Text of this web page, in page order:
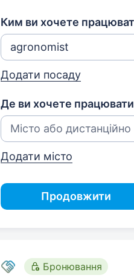
Ким ви хочете
Додати посаду
Де ви хочете
Додати місто
Продовжити
Бронювання